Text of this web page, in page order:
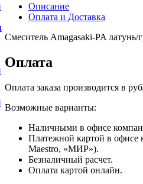
Описание
Оплата и Доставка
Смеситель Amagasaki-PA латунь/
Оплата
Оплата заказа производится в
Возможные варианты:
Наличными в офисе
Платежной картой в офисе
Maestro, «МИР»).
Безналичный расчет.
Оплата картой онлайн.